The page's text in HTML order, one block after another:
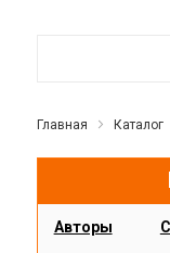
Главная Каталог
Авторы